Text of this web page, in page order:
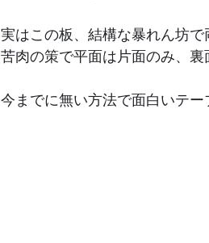
実はこの板、結構な暴れん坊で
苦肉の策で平面は片面のみ、裏
今までに無い方法で面白いテー